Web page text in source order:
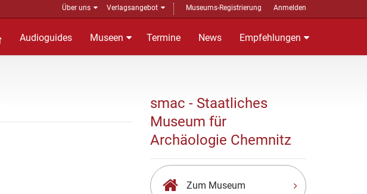
Über uns Verlagsangebot Museums-Registrierung Anmelden
Audioguides Museen Termine News Empfehlungen
smac - Staatliches
Museum für
Archäologie Chemnitz
Zum Museum